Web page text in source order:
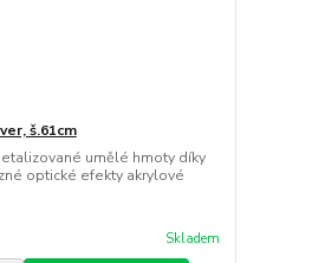
š.61cm
umělé hmoty díky
optické efekty akrylové
Skladem